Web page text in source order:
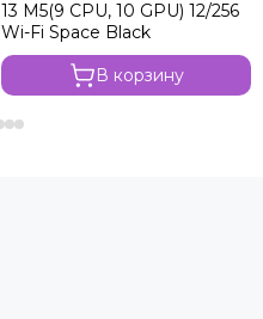
13 M5(9 CPU, 10 GPU) 12/256
Wi-Fi Space Black
В корзину